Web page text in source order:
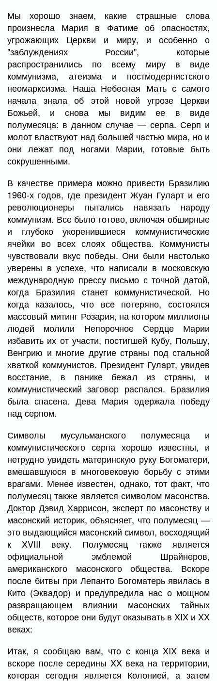
Мы хорошо знаем, какие страшные слова
произнесла Мария в Фатиме об опасностях,
угрожающих Церкви и миру, и особенно о
"заблуждениях России", которые
распространились по всему миру в виде
коммунизма, атеизма и постмодернистского
неомарксизма. Наша Небесная Мать с самого
начала знала об этой новой угрозе Церкви
Божьей, и снова мы видим ее в виде
полумесяца: в данном случае — серпа. Серп и
молот властвуют над большей частью мира, но и
они лежат под ногами Марии, готовые быть
сокрушенными.
В качестве примера можно привести Бразилию
1960-х годов, где президент Жуан Гуларт и его
революционеры пытались навязать народу
коммунизм. Все было готово, включая обширные
и глубоко укоренившиеся коммунистические
ячейки во всех слоях общества. Коммунисты
чувствовали вкус победы. Они были настолько
уверены в успехе, что написали в московскую
международную прессу письмо с точной датой,
когда Бразилия станет коммунистической. Но
когда казалось, что все потеряно, состоялся
массовый митинг Розария, на котором миллионы
людей молили Непорочное Сердце Марии
избавить их от участи, постигшей Кубу, Польшу,
Венгрию и многие другие страны под стальной
хваткой коммунистов. Президент Гуларт, увидев
восстание, в панике бежал из страны, и
коммунистический заговор распался. Бразилия
была спасена. Дева Мария одержала победу
над серпом.
Символы мусульманского полумесяца и
коммунистического серпа хорошо известны, и
нетрудно увидеть материнскую руку Богоматери,
вмешавшуюся в многовековую борьбу с этими
врагами. Менее известен, однако, тот факт, что
полумесяц также является символом масонства.
Доктор Дэвид Харрисон, эксперт по масонству и
масонский историк, объясняет, что полумесяц —
это выдающийся масонский символ, восходящий
к XVIII веку. Полумесяц также является
официальной эмблемой Шрайнеров,
американского масонского общества. Вскоре
после битвы при Лепанто Богоматерь явилась в
Кито (Эквадор) и предупредила нас о мощном
развращающем влиянии масонских тайных
обществ, которое они будут оказывать в XIX и XX
веках:
Итак, я сообщаю вам, что с конца XIX века и
вскоре после середины XX века на территории,
которая сегодня является Колонией, а затем